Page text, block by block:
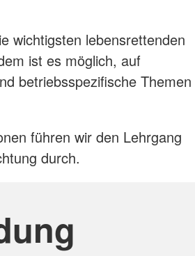
wichtigsten lebensrettenden
ist es möglich, auf
betriebsspezifische Themen
führen wir den Lehrgang
durch.